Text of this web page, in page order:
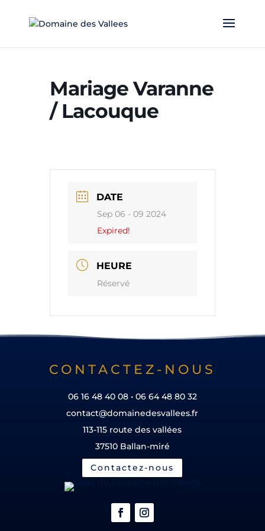
Mariage Varanne
/ Lacouque
DATE
Sep 06 - 09 2024
Expired!
HEURE
Réservé
CONTACTEZ-NOUS
06 16 48 40 08 • 06 64 48 80 32
contact@domainedesvallees.fr
113-115 route des vallées
37510 Ballan-miré
Contactez-nous